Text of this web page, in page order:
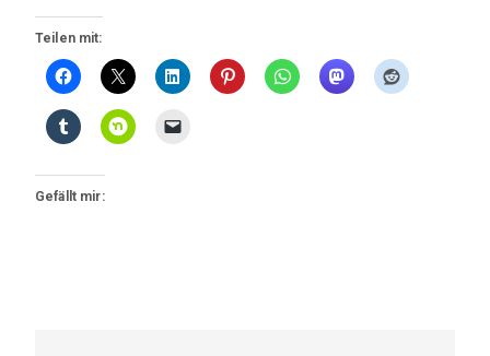
Teilen mit:
Gefällt mir: